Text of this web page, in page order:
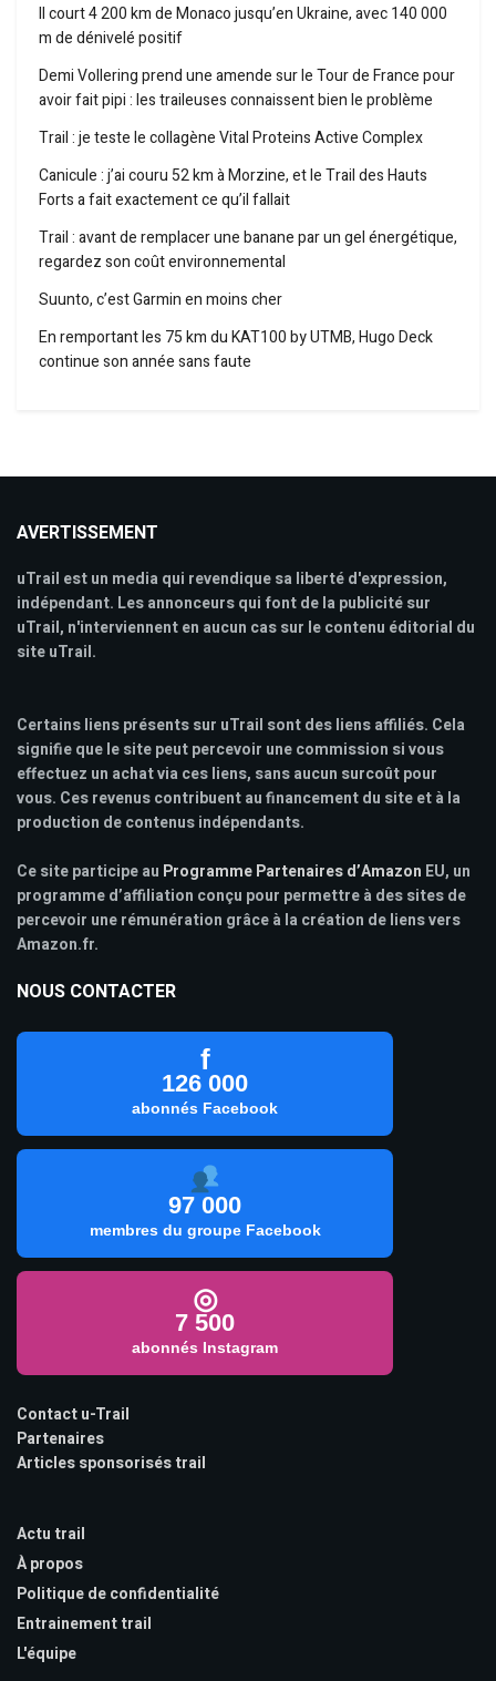
Il court 4 200 km de Monaco jusqu’en Ukraine, avec 140 000
m de dénivelé positif
Demi Vollering prend une amende sur le Tour de France pour
avoir fait pipi : les traileuses connaissent bien le problème
Trail : je teste le collagène Vital Proteins Active Complex
Canicule : j’ai couru 52 km à Morzine, et le Trail des Hauts
Forts a fait exactement ce qu’il fallait
Trail : avant de remplacer une banane par un gel énergétique,
regardez son coût environnemental
Suunto, c’est Garmin en moins cher
En remportant les 75 km du KAT100 by UTMB, Hugo Deck
continue son année sans faute
AVERTISSEMENT
uTrail est un media qui revendique sa liberté d'expression,
indépendant. Les annonceurs qui font de la publicité sur
uTrail, n'interviennent en aucun cas sur le contenu éditorial du
site uTrail.
Certains liens présents sur uTrail sont des liens affiliés. Cela
signifie que le site peut percevoir une commission si vous
effectuez un achat via ces liens, sans aucun surcoût pour
vous. Ces revenus contribuent au financement du site et à la
production de contenus indépendants.
Ce site participe au Programme Partenaires d’Amazon EU, un
programme d’affiliation conçu pour permettre à des sites de
percevoir une rémunération grâce à la création de liens vers
Amazon.fr.
NOUS CONTACTER
f
126 000
abonnés Facebook
97 000
membres du groupe Facebook
◎
7 500
abonnés Instagram
Contact u-Trail
Partenaires
Articles sponsorisés trail
Actu trail
À propos
Politique de confidentialité
Entrainement trail
L'équipe